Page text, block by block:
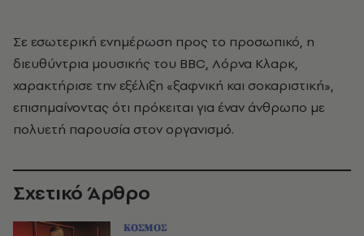
Σε εσωτερική ενημέρωση προς το προσωπικό, η
διευθύντρια μουσικής του BBC, Λόρνα Κλαρκ,
χαρακτήρισε την εξέλιξη «ξαφνική και σοκαριστική»,
επισημαίνοντας ότι πρόκειται για έναν άνθρωπο με
πολυετή παρουσία στον οργανισμό.
Σχετικό Άρθρο
ΚΟΣΜΟΣ